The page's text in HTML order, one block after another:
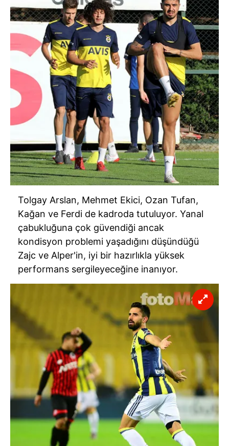
Tolgay Arslan, Mehmet Ekici, Ozan Tufan,
Kağan ve Ferdi de kadroda tutuluyor. Yanal
çabukluğuna çok güvendiği ancak
kondisyon problemi yaşadığını düşündüğü
Zajc ve Alper'in, iyi bir hazırlıkla yüksek
performans sergileyeceğine inanıyor.